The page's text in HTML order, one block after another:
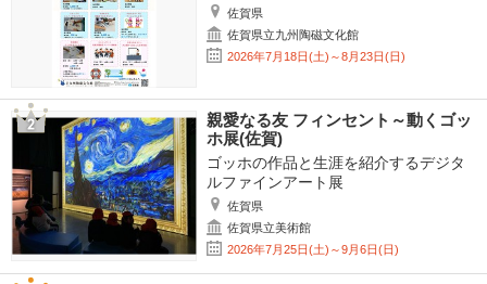
佐賀県
佐賀県立九州陶磁文化館
2026年7月18日(土)～8月23日(日)
親愛なる友 フィンセント～動くゴッ
ホ展(佐賀)
ゴッホの作品と生涯を紹介するデジタ
ルファインアート展
佐賀県
佐賀県立美術館
2026年7月25日(土)～9月6日(日)